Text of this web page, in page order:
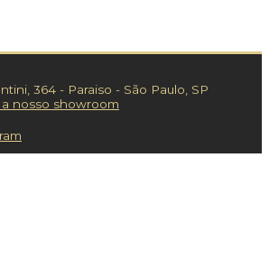
364 - Paraiso - São Paulo, SP
nosso showroom